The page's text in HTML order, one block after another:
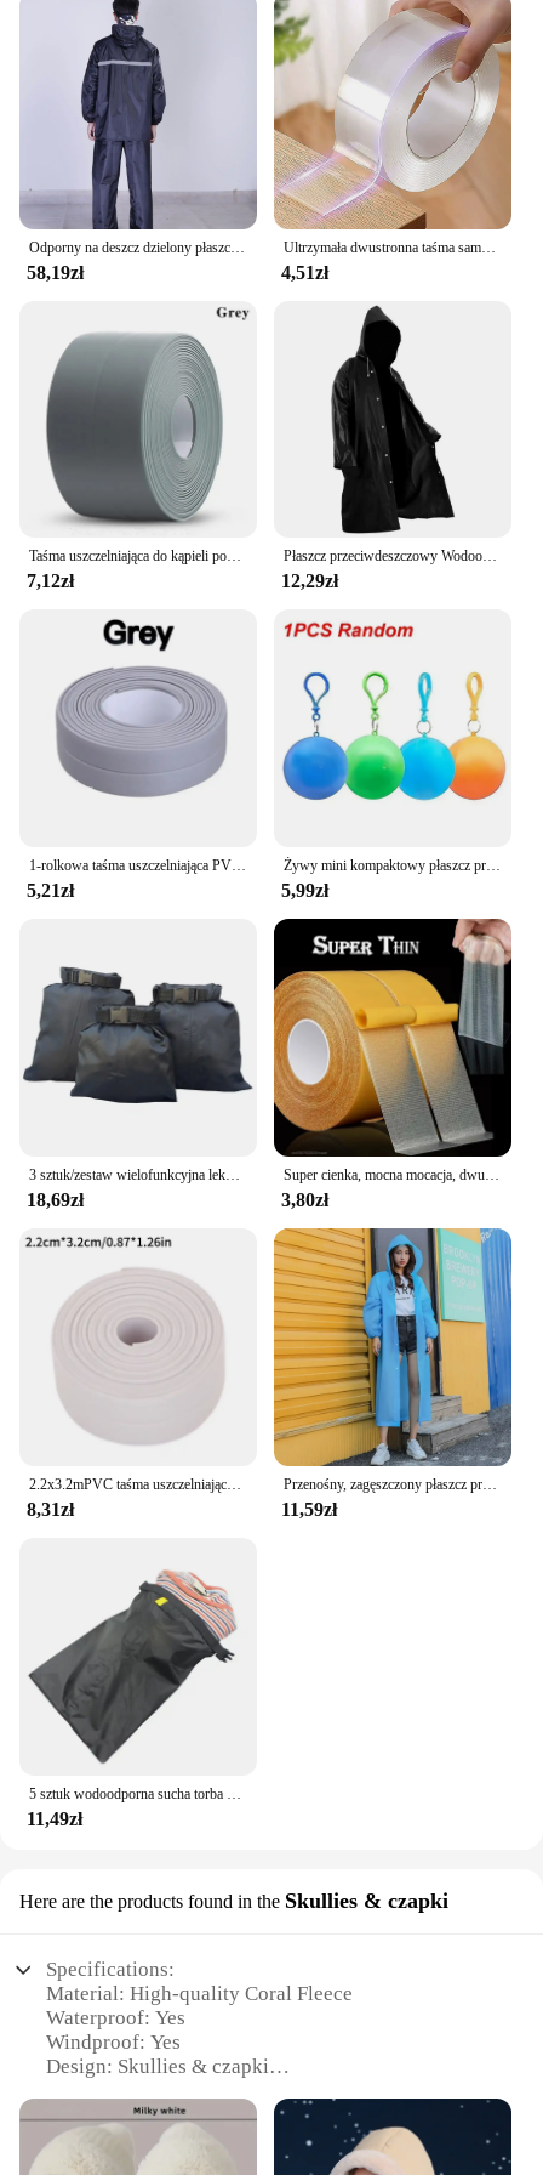
58,19zł
Ultrzymała dwustronna taśma samoprzylepna Monster Tape Wodoodporne naklejki ścienne do sprzętu domowego Taśmy odporne na ulepszenia domu
4,51zł
Taśma uszczelniająca do kąpieli pod prysznic paski pcv samoprzylepne wodoodporna naklejka ścienna do łazienki uszczelnienie kuchenne pasek uszczelniający zlew odporny na pleśń
7,12zł
Płaszcz przeciwdeszczowy Wodoodporny Płaszcz przeciwdeszczowy EVA dla dorosłych Płaszcz przeciwdeszczowy z kapturem Kobiety Mężczyźni Camping Outdoor Odzież przeciwdeszczowa Pokrowce na ubrania przeciwdeszczowe
12,29zł
1-rolkowa taśma uszczelniająca PVC do łazienki, kuchni Taśma uszczelniająca Samoprzylepne wodoodporne naklejki ścienne Taśmy uszczelniające odporne na pleśń
5,21zł
Żywy mini kompaktowy płaszcz przeciwdeszczowy wzmocniony w kształcie kuli jednorazowy wodoodporny awaryjne poncza przeciwdeszczowe dla dorosłych peleryna brelok cena hurtowa
5,99zł
3 sztuk/zestaw wielofunkcyjna lekka pływający worek sucha torba wodoodporna torba 30D nylonowa wodoodporne torby 1.5L 2.5L 3.5L
18,69zł
Super cienka, mocna mocacja, dwustronna taśma klejąca, wytrzymała, przezroczysta siatka, wodoodporna, bezśladowa, mocna taśma do dywanów
3,80zł
2.2x3.2mPVC taśma uszczelniająca do łazienki wanna toaleta kuchnia taśma uszczelniająca samoprzylepna wodoodporna naklejka ścienna taśma odporna na pleśń
8,31zł
Przenośny, zagęszczony płaszcz przeciwdeszczowy Podróżna odzież przeciwdeszczowa na zewnątrz Wodoodporny damski i męski jednorazowy pokrowiec przeciwdeszczowy na kemping
11,59zł
5 sztuk wodoodporna sucha torba na kemping dryfowanie piesze wycieczki pływanie rafting kajakarstwo rzeka torby trekkingowe worek do przechowywania na zewnątrz
11,49zł
Here are the products found in the Skullies & czapki
Specifications:
Material: High-quality Coral Fleece
Waterproof: Yes
Windproof: Yes
Design: Skullies & czapki
Usage: Outdoor Activities, Cold Weather Protection
Features: